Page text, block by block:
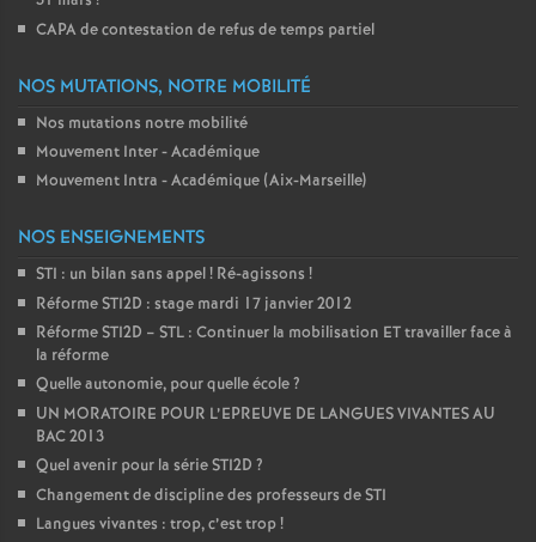
CAPA de contestation de refus de temps partiel
NOS MUTATIONS, NOTRE MOBILITÉ
Nos mutations notre mobilité
Mouvement Inter - Académique
Mouvement Intra - Académique (Aix-Marseille)
NOS ENSEIGNEMENTS
STI : un bilan sans appel! Ré-agissons !
Réforme STI2D : stage mardi 17 janvier 2012
Réforme STI2D – STL : Continuer la mobilisation ET travailler face à
la réforme
Quelle autonomie, pour quelle école?
UN MORATOIRE POUR L’EPREUVE DE LANGUES VIVANTES AU
BAC 2013
Quel avenir pour la série STI2D ?
Changement de discipline des professeurs de STI
Langues vivantes : trop, c’est trop!